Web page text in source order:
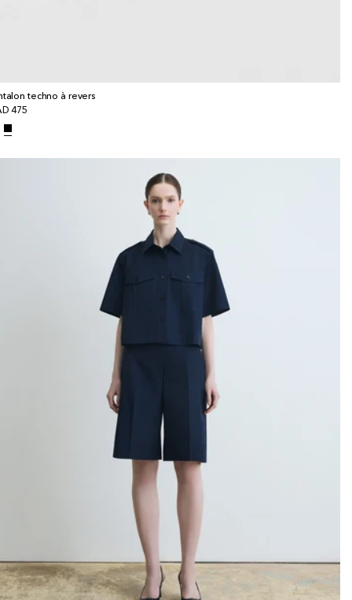
techno à revers
475